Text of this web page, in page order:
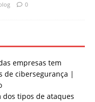
0
empresas tem
de cibersegurança |
dos tipos de ataques